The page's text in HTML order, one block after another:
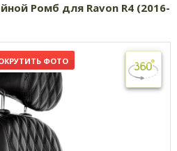
Ромб для Ravon R4 (2016-
ФОТО